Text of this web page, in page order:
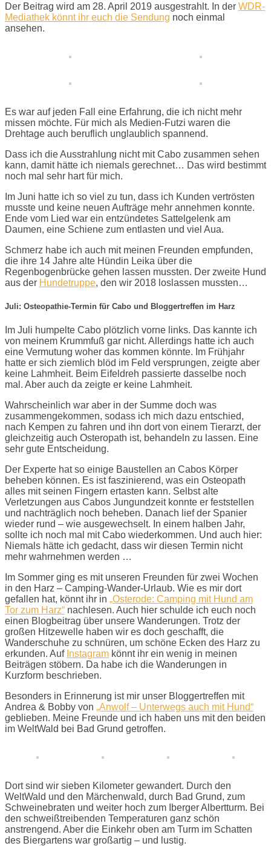
Der Beitrag wird am 28. April 2019 ausgestrahlt. In der WDR-
Mediathek könnt ihr euch die Sendung noch einmal
ansehen.
Es war auf jeden Fall eine Erfahrung, die ich nicht mehr
missen möchte. Für mich als Medien-Futzi waren die
Drehtage auch beruflich unglaublich spannend.
Dass ich die Ausstrahlung nicht mit Cabo zusammen sehen
kann, damit hätte ich niemals gerechnet… Das wird bestimmt
noch mal sehr hart für mich.
Im Juni hatte ich so viel zu tun, dass ich Kunden vertrösten
musste und keine neuen Aufträge mehr annehmen konnte.
Ende vom Lied war ein entzündetes Sattelgelenk am
Daumen, eine Schiene zum entlasten und viel Aua.
Schmerz habe ich auch mit meinen Freunden empfunden,
die ihre 14 Jahre alte Hündin Leika über die
Regenbogenbrücke gehen lassen mussten. Der zweite Hund
aus der Hundetruppe, den wir 2018 loslassen mussten…
Juli: Osteopathie-Termin für Cabo und Bloggertreffen im Harz
Im Juli humpelte Cabo plötzlich vorne links. Das kannte ich
von meinem Krummfuß gar nicht. Allerdings hatte ich auch
eine Vermutung woher das kommen könnte. Im Frühjahr
hatte er sich ziemlich blöd im Feld versprungen, zeigte aber
keine Lahmheit. Beim Eifeldreh passierte dasselbe noch
mal. Aber auch da zeigte er keine Lahmheit.
Wahrscheinlich war aber in der Summe doch was
zusammengekommen, sodass ich mich dazu entschied,
nach Kempen zu fahren und ihn dort von einem Tierarzt, der
gleichzeitig auch Osteropath ist, behandeln zu lassen. Eine
sehr gute Entscheidung.
Der Experte hat so einige Baustellen an Cabos Körper
beheben können. Es ist faszinierend, was ein Osteopath
alles mit seinen Fingern ertasten kann. Selbst alte
Verletzungen aus Cabos Jungundzeit konnte er feststellen
und nachträglich noch beheben. Danach lief der Spanier
wieder rund – wie ausgewechselt. In einem halben Jahr,
sollte ich noch mal mit Cabo wiederkommen. Und auch hier:
Niemals hätte ich gedacht, dass wir diesen Termin nicht
mehr wahrnehmen werden …
Im Sommer ging es mit unseren Freunden für zwei Wochen
in den Harz – Camping-Wander-Urlaub. Wie es mir dort
gefallen hat, könnt ihr in „Osterode: Camping mit Hund am
Tor zum Harz“ nachlesen. Auch hier schulde ich euch noch
einen Blogbeitrag über unsere Wanderungen. Trotz der
großen Hitzewelle haben wir es doch geschafft, die
Wanderschuhe zu schnüren, um schöne Ecken des Harz zu
erkunden. Auf Instagram könnt ihr ein wenig in meinen
Beiträgen stöbern. Da habe ich die Wanderungen in
Kurzform beschrieben.
Besonders in Erinnerung ist mir unser Bloggertreffen mit
Andrea & Bobby von „Anwolf – Unterwegs auch mit Hund“
geblieben. Meine Freunde und ich haben uns mit den beiden
im WeltWald bei Bad Grund getroffen.
Dort sind wir sieben Kilometer gewandert. Durch den
WeltWald und den Märchenwald, durch Bad Grund, zum
Schweinebraten und weiter hoch zum Iberger Albertturm. Bei
den schweißtreibenden Temperaturen ganz schön
anstrengend. Aber die Einkehr oben am Turm im Schatten
des Biergartens war großartig – und lustig.